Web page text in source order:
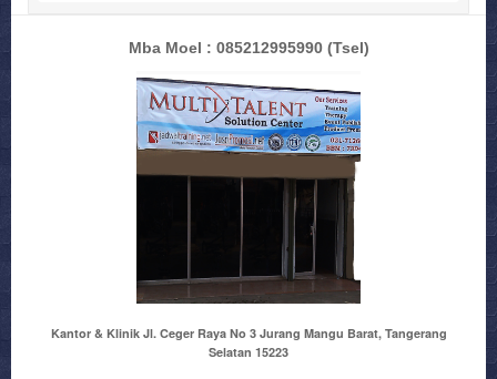
Mba Moel : 085212995990(Tsel)
Kantor & Klinik Jl. Ceger Raya No 3 Jurang Mangu Barat, Tangerang
Selatan 15223